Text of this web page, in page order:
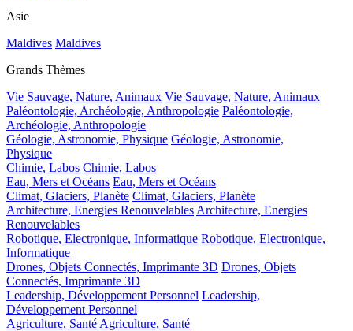
Asie
Maldives Maldives
Grands Thèmes
Vie Sauvage, Nature, Animaux Vie Sauvage, Nature, Animaux
Paléontologie, Archéologie, Anthropologie Paléontologie,
Archéologie, Anthropologie
Géologie, Astronomie, Physique Géologie, Astronomie,
Physique
Chimie, Labos Chimie, Labos
Eau, Mers et Océans Eau, Mers et Océans
Climat, Glaciers, Planète Climat, Glaciers, Planète
Architecture, Energies Renouvelables Architecture, Energies
Renouvelables
Robotique, Electronique, Informatique Robotique, Electronique,
Informatique
Drones, Objets Connectés, Imprimante 3D Drones, Objets
Connectés, Imprimante 3D
Leadership, Développement Personnel Leadership,
Développement Personnel
Agriculture, Santé Agriculture, Santé